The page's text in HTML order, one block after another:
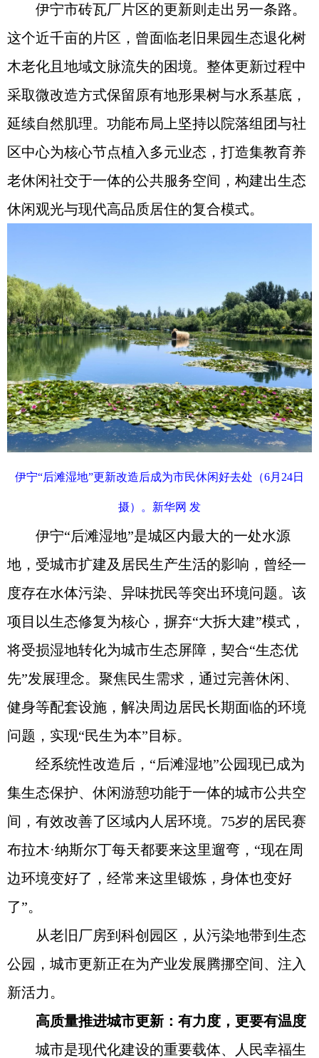
伊宁市砖瓦厂片区的更新则走出另一条路。
这个近千亩的片区，曾面临老旧果园生态退化树
木老化且地域文脉流失的困境。整体更新过程中
采取微改造方式保留原有地形果树与水系基底，
延续自然肌理。功能布局上坚持以院落组团与社
区中心为核心节点植入多元业态，打造集教育养
老休闲社交于一体的公共服务空间，构建出生态
休闲观光与现代高品质居住的复合模式。
伊宁“后滩湿地”更新改造后成为市民休闲好去处（6月24日
摄）。新华网 发
伊宁“后滩湿地”是城区内最大的一处水源
地，受城市扩建及居民生产生活的影响，曾经一
度存在水体污染、异味扰民等突出环境问题。该
项目以生态修复为核心，摒弃“大拆大建”模式，
将受损湿地转化为城市生态屏障，契合“生态优
先”发展理念。聚焦民生需求，通过完善休闲、
健身等配套设施，解决周边居民长期面临的环境
问题，实现“民生为本”目标。
经系统性改造后，“后滩湿地”公园现已成为
集生态保护、休闲游憩功能于一体的城市公共空
间，有效改善了区域内人居环境。75岁的居民赛
布拉木·纳斯尔丁每天都要来这里遛弯，“现在周
边环境变好了，经常来这里锻炼，身体也变好
了”。
从老旧厂房到科创园区，从污染地带到生态
公园，城市更新正在为产业发展腾挪空间、注入
新活力。
高质量推进城市更新：有力度，更要有温度
城市是现代化建设的重要载体、人民幸福生